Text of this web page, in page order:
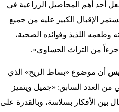
أحد أهم المحاصيل الزراعية في
الإقبال الكبير عليه من جميع
وطعمه اللذيذ وفوائده الصحية،
من التراث الحساوي».
أن موضوع «بساط الريح» الذي
العدد السابق: «جميل ويتميز
بين الأفكار بسلاسة، وبالقدرة على